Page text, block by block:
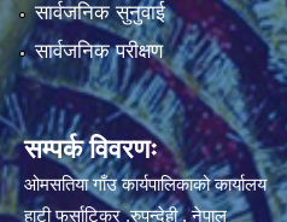
सार्वजनिक सुनुवाई
सार्वजनिक परीक्षण
सम्पर्क विवरणः
ओमसतिया गाँउ कार्यपालिकाको कार्यालय
हाटी फर्साटिकर ,रुपन्देही , नेपाल